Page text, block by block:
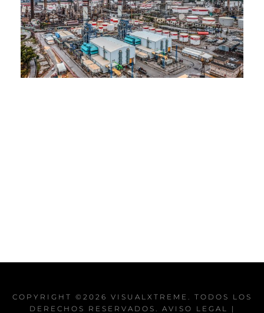
COPYRIGHT ©2026 VISUALXTREME . TODOS LOS
DERECHOS RESERVADOS. AVISO LEGAL |